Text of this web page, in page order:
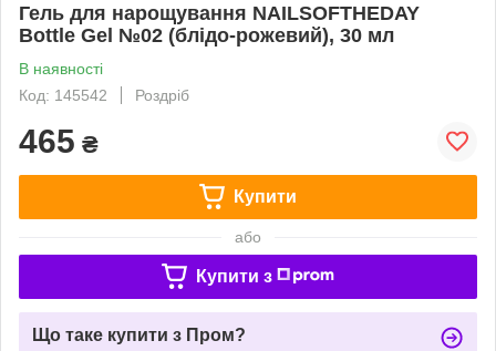
Гель для нарощування NAILSOFTHEDAY
Bottle Gel №02 (блідо-рожевий), 30 мл
В наявності
Код: 145542
Роздріб
465 ₴
Купити
або
Купити з
Що таке купити з Пром?